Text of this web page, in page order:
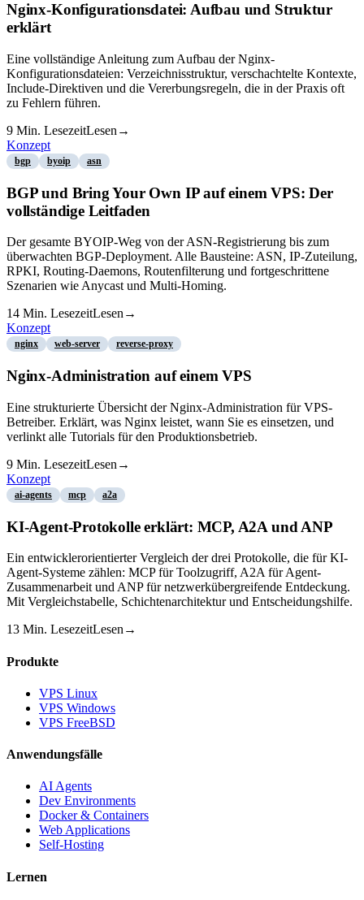
Nginx-Konfigurationsdatei: Aufbau und Struktur
erklärt
Eine vollständige Anleitung zum Aufbau der Nginx-
Konfigurationsdateien: Verzeichnisstruktur, verschachtelte Kontexte,
Include-Direktiven und die Vererbungsregeln, die in der Praxis oft
zu Fehlern führen.
9 Min. LesezeitLesen →
Konzept
bgp byoip asn
BGP und Bring Your Own IP auf einem VPS: Der
vollständige Leitfaden
Der gesamte BYOIP-Weg von der ASN-Registrierung bis zum
überwachten BGP-Deployment. Alle Bausteine: ASN, IP-Zuteilung,
RPKI, Routing-Daemons, Routenfilterung und fortgeschrittene
Szenarien wie Anycast und Multi-Homing.
14 Min. LesezeitLesen→
Konzept
nginx web-server reverse-proxy
Nginx-Administration auf einem VPS
Eine strukturierte Übersicht der Nginx-Administration für VPS-
Betreiber. Erklärt, was Nginx leistet, wann Sie es einsetzen, und
verlinkt alle Tutorials für den Produktionsbetrieb.
9 Min. LesezeitLesen →
Konzept
ai-agents mcp a2a
KI-Agent-Protokolle erklärt: MCP, A2A und ANP
Ein entwicklerorientierter Vergleich der drei Protokolle, die für KI-
Agent-Systeme zählen: MCP für Toolzugriff, A2A für Agent-
Zusammenarbeit und ANP für netzwerkübergreifende Entdeckung.
Mit Vergleichstabelle, Schichtenarchitektur und Entscheidungshilfe.
13 Min. LesezeitLesen →
Produkte
VPS Linux
VPS Windows
VPS FreeBSD
Anwendungsfälle
AI Agents
Dev Environments
Docker & Containers
Web Applications
Self-Hosting
Lernen